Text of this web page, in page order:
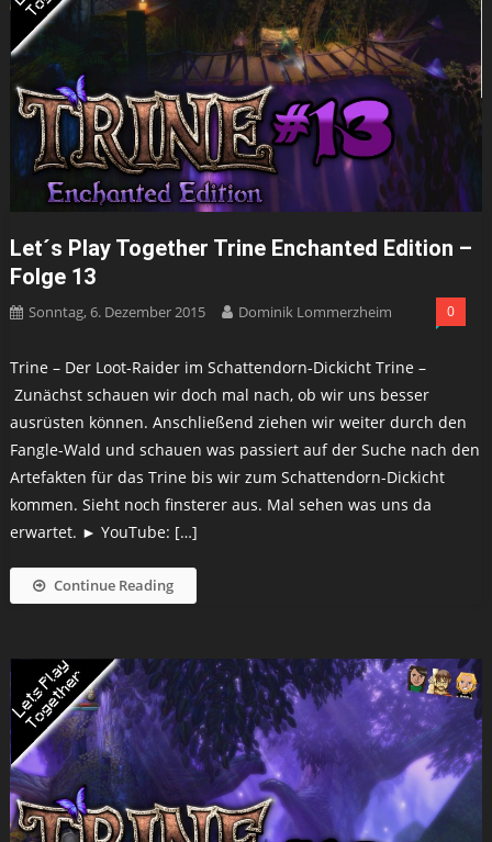
Let´s Play Together Trine Enchanted Edition –
Folge 13
Sonntag, 6. Dezember 2015 Dominik Lommerzheim 0
Trine – Der Loot-Raider im Schattendorn-Dickicht Trine –
Zunächst schauen wir doch mal nach, ob wir uns besser
ausrüsten können. Anschließend ziehen wir weiter durch den
Fangle-Wald und schauen was passiert auf der Suche nach den
Artefakten für das Trine bis wir zum Schattendorn-Dickicht
kommen. Sieht noch finsterer aus. Mal sehen was uns da
erwartet. ► YouTube: […]
Continue Reading